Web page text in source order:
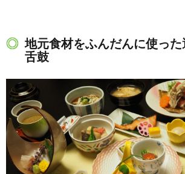
地元食材をふんだんに使っ
舌鼓